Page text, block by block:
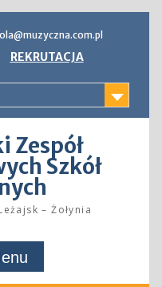
REKRUTACJA
Zespół
Szkół
– Żołynia